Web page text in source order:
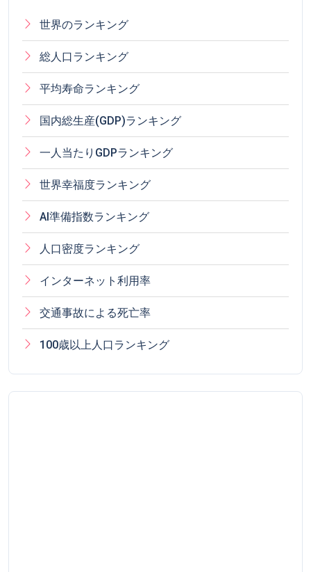
世界のランキング
総人口ランキング
平均寿命ランキング
国内総生産(GDP)ランキング
一人当たりGDPランキング
世界幸福度ランキング
AI準備指数ランキング
人口密度ランキング
インターネット利用率
交通事故による死亡率
100歳以上人口ランキング